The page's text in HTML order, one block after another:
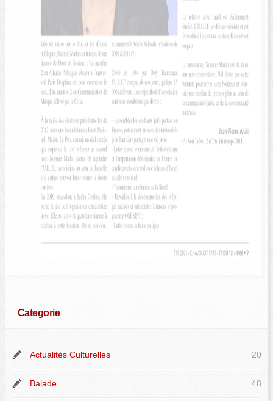
Categorie
Actualités Culturelles 20
Balade 48